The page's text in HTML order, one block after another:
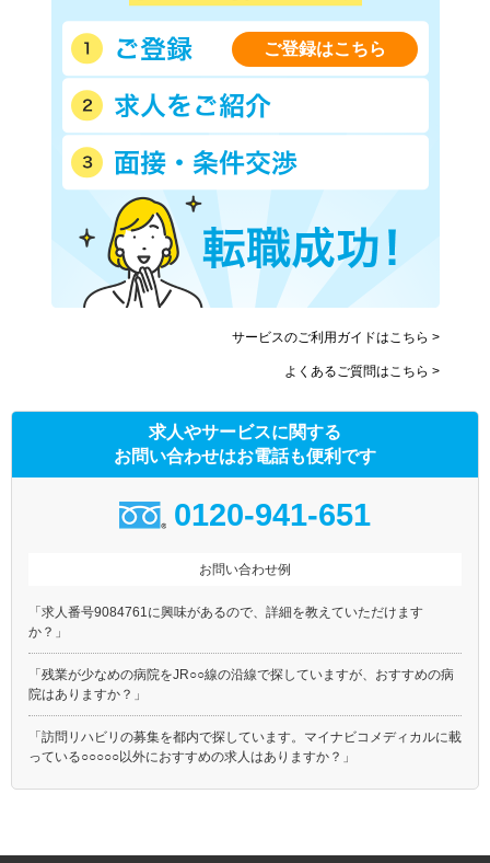
西武多摩湖線
西武多摩川線
西武拝島線
西武西武園線
西武山口線
京王線
京王相模原線
京王井の頭線
京王高尾線
京王競馬場線
京王動物園線
小田急多摩線
東急目黒線
東急田園都市線
東急大井町線
東急池上線
東急多摩川線
東急世田谷線
京急本線
東武亀戸線
京成本線
東京メトロ銀座線
東京メトロ丸ノ内線(池袋－
荻窪)
東京メトロ日比谷線
東京メトロ東西線
東京メトロ千代田線
東京メトロ有楽町線
都営大江戸線
都営新宿線
つくばエクスプレス
多摩モノレール
東京モノレール
東京臨海高速鉄道りんかい線
北総鉄道北総線
ご登録はこちら
サービスのご利用ガイドはこちら >
よくあるご質問はこちら >
求人やサービスに関する
お問い合わせはお電話も便利です
0120-941-651
お問い合わせ例
「求人番号9084761に興味があるので、詳細を教えていただけます
か？」
「残業が少なめの病院をJR○○線の沿線で探していますが、おすすめの病
院はありますか？」
「訪問リハビリの募集を都内で探しています。マイナビコメディカルに載
っている○○○○○以外におすすめの求人はありますか？」